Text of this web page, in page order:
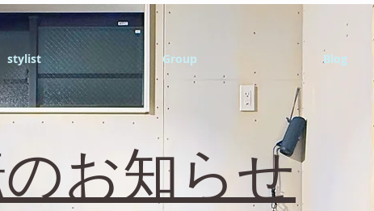
お知らせ
stylist Group Blog